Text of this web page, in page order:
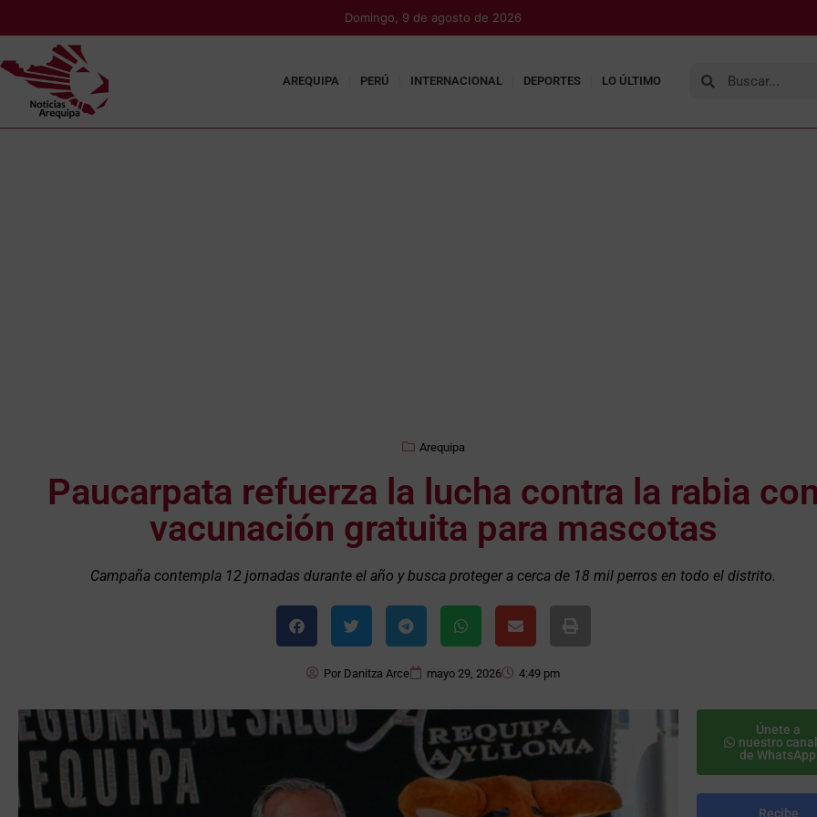
Domingo, 9 de agosto de 2026
AREQUIPA PERÚ INTERNACIONAL DEPORTES LO ÚLTIMO
Arequipa
Paucarpata refuerza la lucha contra la rabia
vacunación gratuita para mascotas
Campaña contempla 12 jornadas durante el año y busca proteger a cerca de 18 mil perros en todo el distrito.
Por Danitza Arce mayo 29, 2026 4:49 pm
Únete a
nuestro canal
de WhatsApp
Recibe